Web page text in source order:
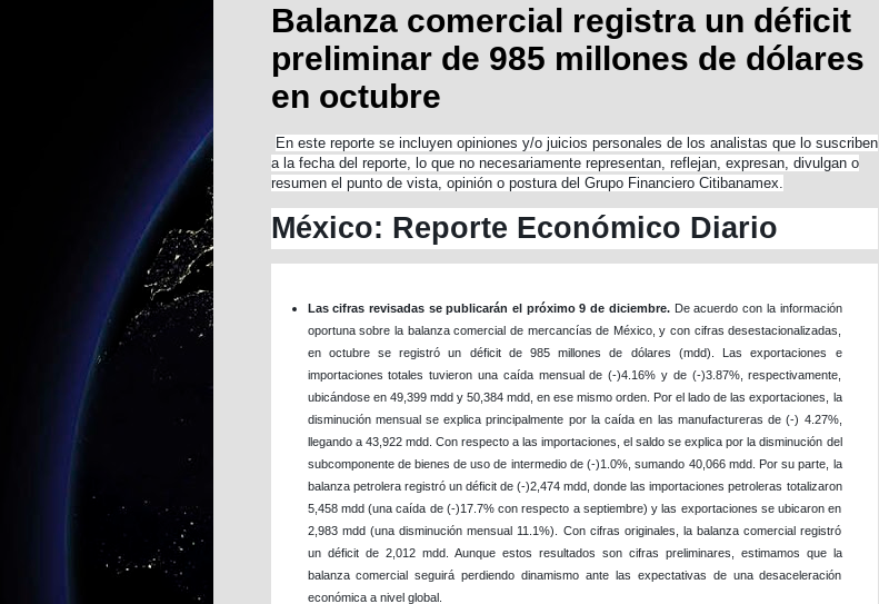
Balanza comercial registra un déficit
preliminar de 985 millones de dólares
en octubre
En este reporte se incluyen opiniones y/o juicios personales de los analistas que lo suscriben
a la fecha del reporte, lo que no necesariamente representan, reflejan, expresan, divulgan o
resumen el punto de vista, opinión o postura del Grupo Financiero Citibanamex.
México: Reporte Económico Diario
Las cifras revisadas se publicarán el próximo 9 de diciembre.De acuerdo con la información
oportuna sobre la balanza comercial de mercancías de México, y con cifras desestacionalizadas,
en octubre se registró un déficit de 985 millones de dólares (mdd). Las exportaciones e
importaciones totales tuvieron una caída mensual de (-)4.16% y de (-)3.87%, respectivamente,
ubicándose en 49,399 mdd y 50,384 mdd, en ese mismo orden. Por el lado de las exportaciones, la
disminución mensual se explica principalmente por la caída en las manufactureras de (-) 4.27%,
llegando a 43,922 mdd. Con respecto a las importaciones, el saldo se explica por la disminución del
subcomponente de bienes de uso de intermedio de (-)1.0%, sumando 40,066 mdd. Por su parte, la
balanza petrolera registró un déficit de (-)2,474 mdd, donde las importaciones petroleras totalizaron
5,458 mdd (una caída de (-)17.7% con respecto a septiembre) y las exportaciones se ubicaron en
2,983 mdd (una disminución mensual 11.1%). Con cifras originales, la balanza comercial registró
un déficit de 2,012 mdd. Aunque estos resultados son cifras preliminares, estimamos que la
balanza comercial seguirá perdiendo dinamismo ante las expectativas de una desaceleración
económica a nivel global.